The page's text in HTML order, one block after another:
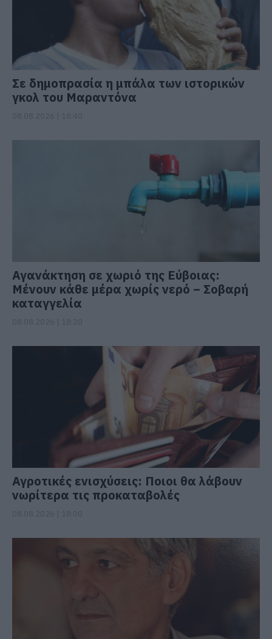
Σε δημοπρασία η μπάλα των ιστορικών
γκολ του Μαραντόνα
Αγανάκτηση σε χωριό της Εύβοιας:
Μένουν κάθε μέρα χωρίς νερό – Σοβαρή
καταγγελία
Αγροτικές ενισχύσεις: Ποιοι θα λάβουν
νωρίτερα τις προκαταβολές